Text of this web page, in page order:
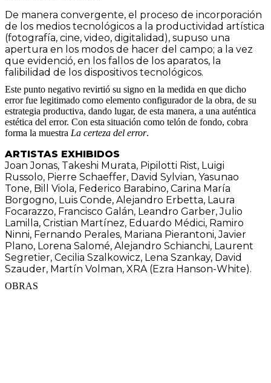
De manera convergente, el proceso de incorporación
de los medios tecnológicos a la productividad artística
(fotografía, cine, video, digitalidad), supuso una
apertura en los modos de hacer del campo; a la vez
que evidenció, en los fallos de los aparatos, la
falibilidad de los dispositivos tecnológicos.
Este punto negativo revirtió su signo en la medida en que dicho
error fue legitimado como elemento configurador de la obra, de su
estrategia productiva, dando lugar, de esta manera, a una auténtica
estética del error. Con esta situación como telón de fondo, cobra
forma la muestra La certeza del error.
ARTISTAS EXHIBIDOS
Joan Jonas, Takeshi Murata, Pipilotti Rist, Luigi
Russolo, Pierre Schaeffer, David Sylvian, Yasunao
Tone, Bill Viola, Federico Barabino, Carina María
Borgogno, Luis Conde, Alejandro Erbetta, Laura
Focarazzo, Francisco Galán, Leandro Garber, Julio
Lamilla, Cristian Martínez, Eduardo Médici, Ramiro
Ninni, Fernando Perales, Mariana Pierantoni, Javier
Plano, Lorena Salomé, Alejandro Schianchi, Laurent
Segretier, Cecilia Szalkowicz, Lena Szankay, David
Szauder, Martín Volman, XRA (Ezra Hanson-White).
OBRAS